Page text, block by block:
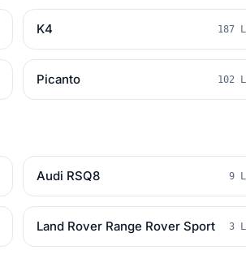
K4 187
Picanto 102
Audi RSQ8 9
Land Rover Range Rover Sport 3